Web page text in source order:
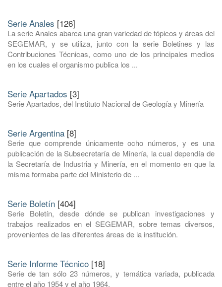
Serie Anales [126]
La serie Anales abarca una gran variedad de tópicos y áreas del
SEGEMAR, y se utiliza, junto con la serie Boletines y las
Contribuciones Técnicas, como uno de los principales medios
en los cuales el organismo publica los ...
Serie Apartados [3]
Serie Apartados, del Instituto Nacional de Geología y Minería
Serie Argentina [8]
Serie que comprende únicamente ocho números, y es una
publicación de la Subsecretaría de Minería, la cual dependía de
la Secretaría de Industria y Minería, en el momento en que la
misma formaba parte del Ministerio de ...
Serie Boletín [404]
Serie Boletín, desde dónde se publican investigaciones y
trabajos realizados en el SEGEMAR, sobre temas diversos,
provenientes de las diferentes áreas de la institución.
Serie Informe Técnico [18]
Serie de tan sólo 23 números, y temática variada, publicada
entre el año 1954 y el año 1964.